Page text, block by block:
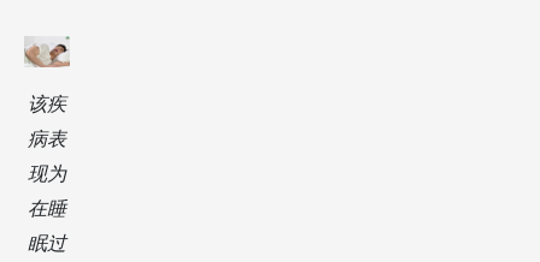
该疾
病表
现为
在睡
眠过